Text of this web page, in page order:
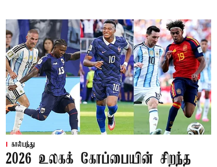
கால்பந்து
2026 உலகக் கோப்பையின் சிறந்த